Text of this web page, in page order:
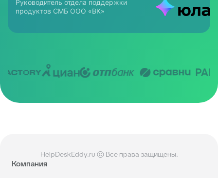
Директор по онлайн бизнесу
по работе с клиентами
Директор по клиентскому опыту
Директор Департамента продаж
и послепродажного обслуживания
Руководитель отдела поддержки
продуктов СМБ ООО «ВК»
«Циан»
по работе с клиентами
HelpDeskEddy.ru © Все права защищены.
Компания